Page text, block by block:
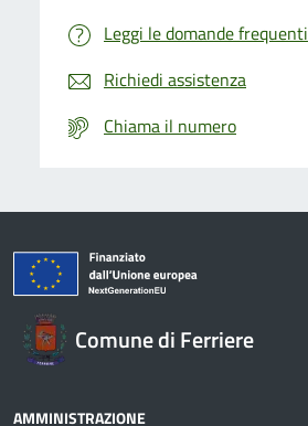
Leggi le domande frequenti
Richiedi assistenza
Chiama il numero
Comune di Ferriere
AMMINISTRAZIONE